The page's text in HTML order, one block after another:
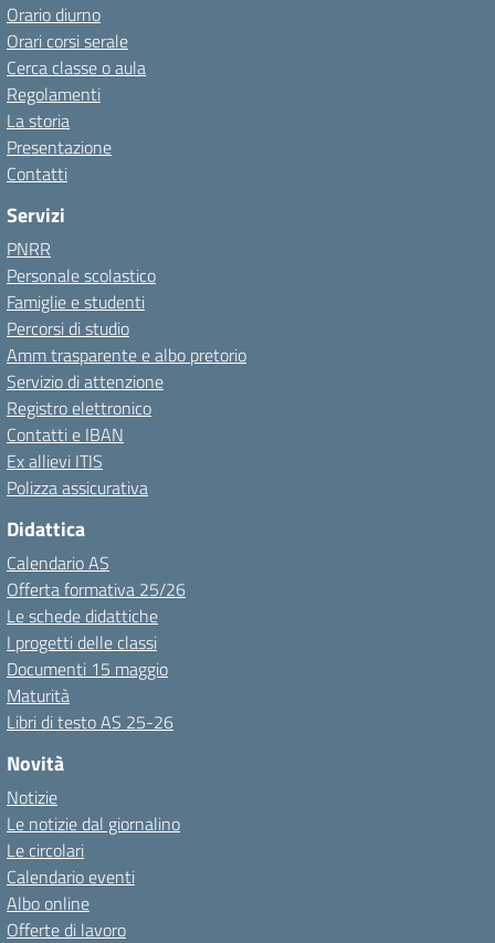
Orario diurno
Orari corsi serale
Cerca classe o aula
Regolamenti
La storia
Presentazione
Contatti
Servizi
PNRR
Personale scolastico
Famiglie e studenti
Percorsi di studio
Amm trasparente e albo pretorio
Servizio di attenzione
Registro elettronico
Contatti e IBAN
Ex allievi ITIS
Polizza assicurativa
Didattica
Calendario AS
Offerta formativa 25/26
Le schede didattiche
I progetti delle classi
Documenti 15 maggio
Maturità
Libri di testo AS 25-26
Novità
Notizie
Le notizie dal giornalino
Le circolari
Calendario eventi
Albo online
Offerte di lavoro